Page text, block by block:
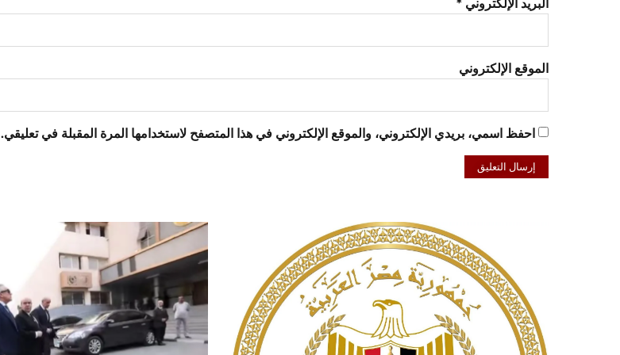
البريد الإلكتروني *
الموقع الإلكتروني
احفظ اسمي، بريدي الإلكتروني، والموقع الإلكتروني في هذا المتصفح لاستخدامها المرة المقبلة في تعليقي.